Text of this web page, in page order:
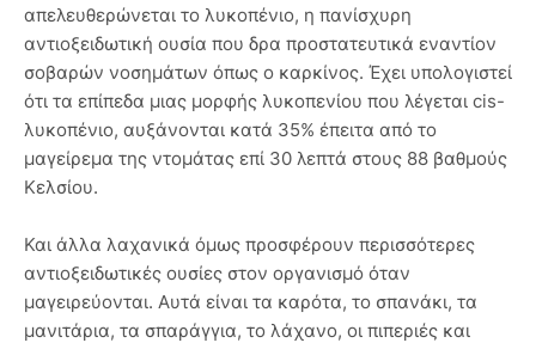
απελευθερώνεται το λυκοπένιο, η πανίσχυρη
αντιοξειδωτική ουσία που δρα προστατευτικά εναντίον
σοβαρών νοσημάτων όπως ο καρκίνος. Έχει υπολογιστεί
ότι τα επίπεδα μιας μορφής λυκοπενίου που λέγεται cis-
λυκοπένιο, αυξάνονται κατά 35% έπειτα από το
μαγείρεμα της ντομάτας επί 30 λεπτά στους 88 βαθμούς
Κελσίου.
Και άλλα λαχανικά όμως προσφέρουν περισσότερες
αντιοξειδωτικές ουσίες στον οργανισμό όταν
μαγειρεύονται. Αυτά είναι τα καρότα, το σπανάκι, τα
μανιτάρια, τα σπαράγγια, το λάχανο, οι πιπεριές και